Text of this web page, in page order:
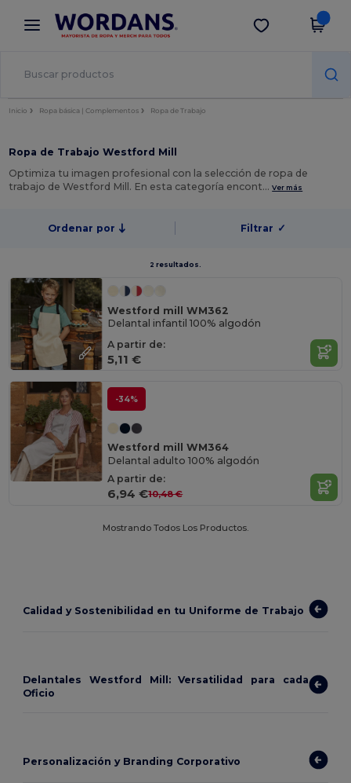
× App de Wordans
¡Mejores precios en app!
Descargar app
Inicio Ropa básica | Complementos Ropa de Trabajo
Ropa de Trabajo Westford Mill
Optimiza tu imagen profesional con la selección de ropa de
trabajo de Westford Mill. En esta categoría encont…Ver más
Ordenar por Filtrar ✓
2 resultados.
Westford mill WM362
Delantal infantil 100% algodón
A partir de:
5,11 €
-34%
Westford mill WM364
Delantal adulto 100% algodón
A partir de:
6,94 €10,48 €
Mostrando Todos Los Productos.
Calidad y Sostenibilidad en tu Uniforme de Trabajo
Delantales Westford Mill: Versatilidad para cada
Oficio
Personalización y Branding Corporativo